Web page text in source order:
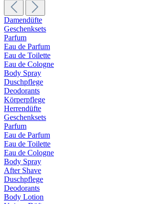
Damendüfte
Geschenksets
Parfum
Eau de Parfum
Eau de Toilette
Eau de Cologne
Body Spray
Duschpflege
Deodorants
Körperpflege
Herrendüfte
Geschenksets
Parfum
Eau de Parfum
Eau de Toilette
Eau de Cologne
Body Spray
After Shave
Duschpflege
Deodorants
Body Lotion